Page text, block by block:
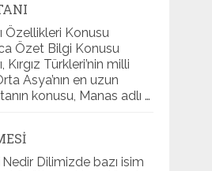
Özellikleri Konusu
Özet Bilgi Konusu
Kırgız Türkleri’nin milli
Asya’nın en uzun
konusu, Manas adlı …
Dilimizde bazı isim